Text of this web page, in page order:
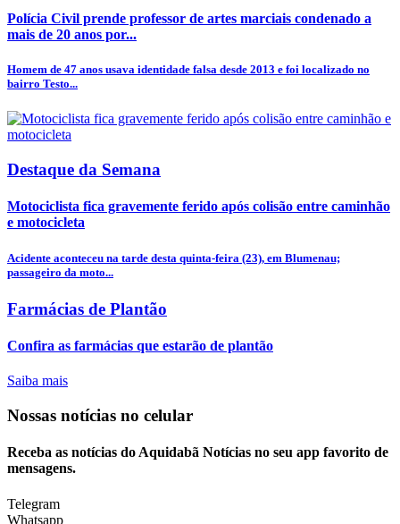
Polícia Civil prende professor de artes marciais condenado a
mais de 20 anos por...
Homem de 47 anos usava identidade falsa desde 2013 e foi localizado no
bairro Testo...
Destaque da Semana
Motociclista fica gravemente ferido após colisão entre caminhão
e motocicleta
Acidente aconteceu na tarde desta quinta-feira (23), em Blumenau;
passageiro da moto...
Farmácias de Plantão
Confira as farmácias que estarão de plantão
Saiba mais
Nossas notícias no celular
Receba as notícias do Aquidabã Notícias no seu app favorito de
mensagens.
Telegram
Whatsapp